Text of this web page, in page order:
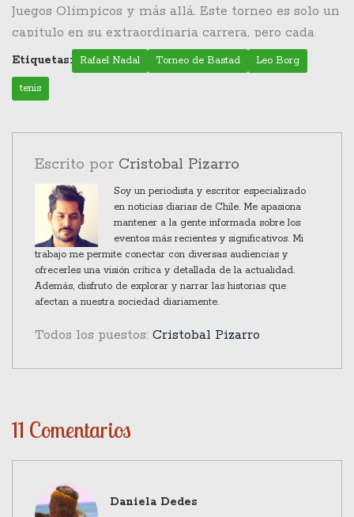
Juegos Olímpicos y más allá. Este torneo es solo un
capítulo en su extraordinaria carrera, pero cada
victoria, cada partido, añade a su ya impresionante
legado. Los aficionados al tenis pueden esperar más
momentos emocionantes mientras Rafael Nadal
Etiquetas: Rafael Nadal Torneo de Bastad Leo Borg
tenis
Escrito por Cristobal Pizarro
Soy un periodista y escritor especializado
en noticias diarias de Chile. Me apasiona
mantener a la gente informada sobre los
eventos más recientes y significativos. Mi
trabajo me permite conectar con diversas audiencias y
ofrecerles una visión crítica y detallada de la actualidad.
Además, disfruto de explorar y narrar las historias que
afectan a nuestra sociedad diariamente.
Todos los puestos: Cristobal Pizarro
11 Comentarios
Daniela Dedes